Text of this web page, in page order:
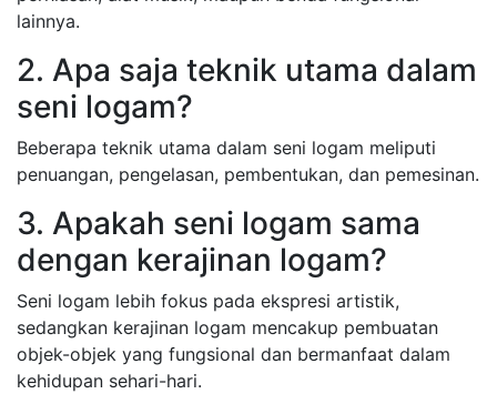
lainnya.
2. Apa saja teknik utama dalam
seni logam?
Beberapa teknik utama dalam seni logam meliputi
penuangan, pengelasan, pembentukan, dan pemesinan.
3. Apakah seni logam sama
dengan kerajinan logam?
Seni logam lebih fokus pada ekspresi artistik,
sedangkan kerajinan logam mencakup pembuatan
objek-objek yang fungsional dan bermanfaat dalam
kehidupan sehari-hari.